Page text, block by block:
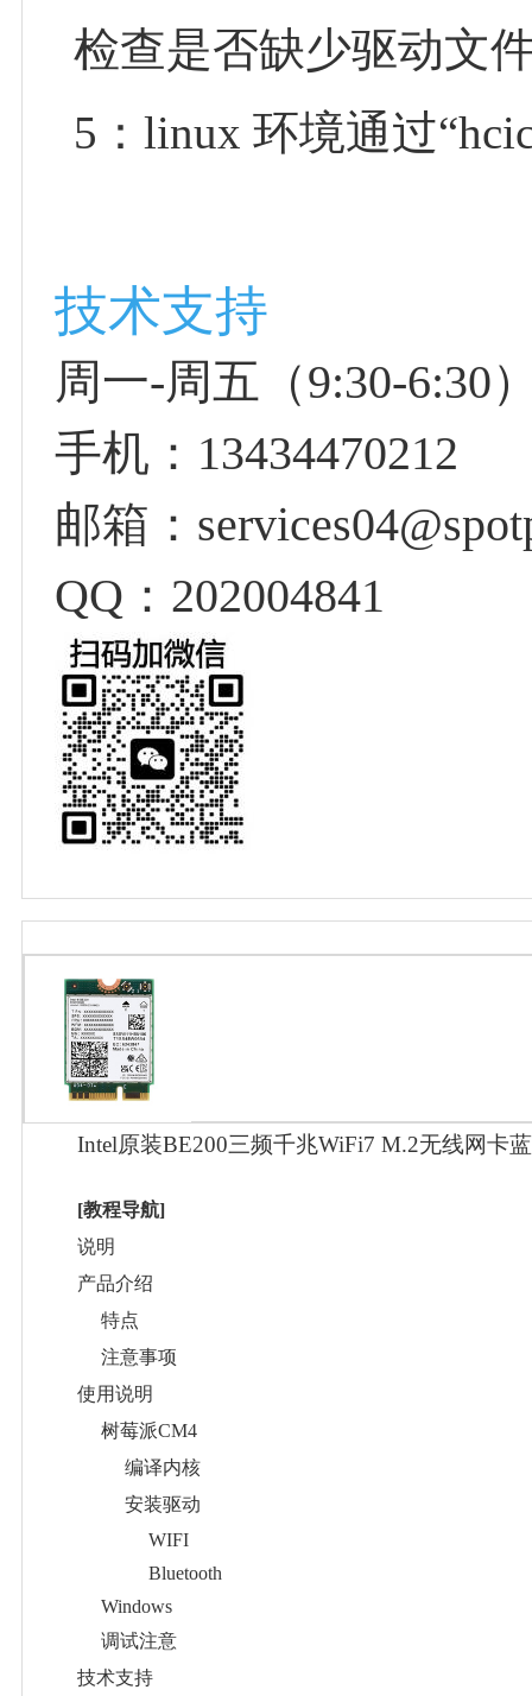
检查是否缺少驱动文
5：linux 环境通过
技术支持
周一-周五（9:30-6:30
手机：13434470212
邮箱：
QQ：202004841
Intel原装BE200三频千兆WiFi7 M.2无线网卡
[教程导航]
说明
产品介绍
特点
注意事项
使用说明
树莓派CM4
编译内核
安装驱动
WIFI
Bluetooth
Windows
调试注意
技术支持